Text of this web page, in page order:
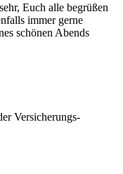
Euch alle begrüßen
immer gerne
schönen Abends
Versicherungs-